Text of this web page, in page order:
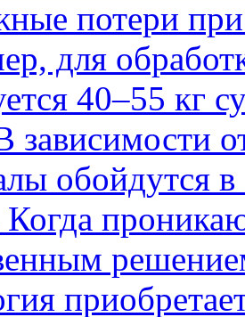
потери
для
40–55 кг
зависимости
обойдутся
Когда